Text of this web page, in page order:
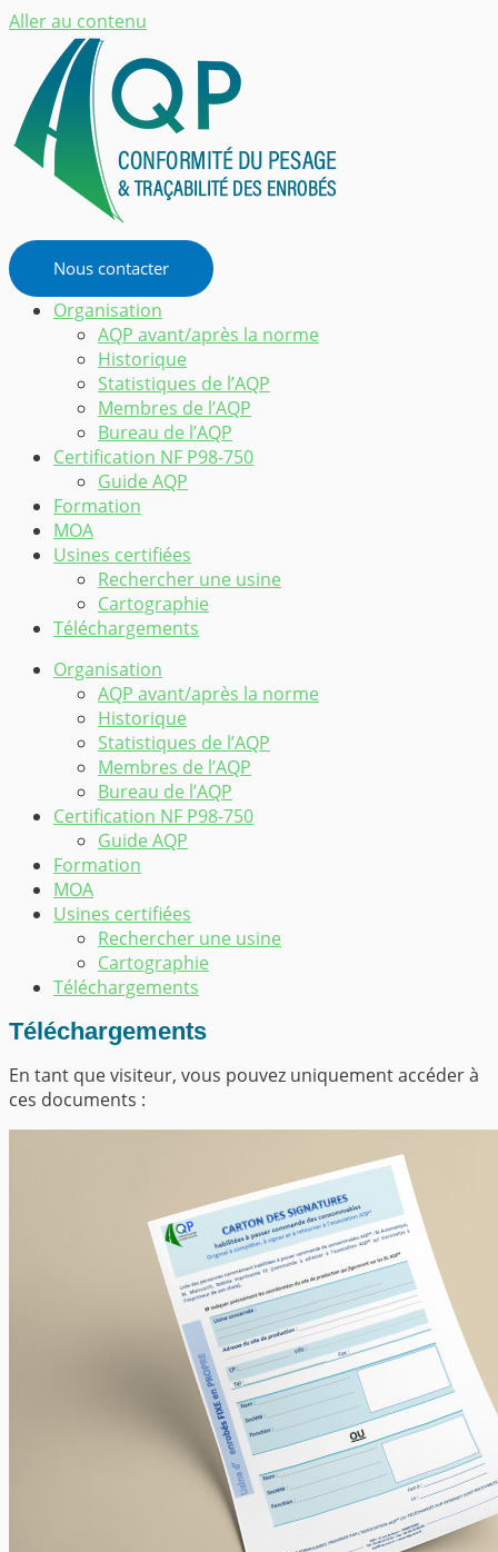
Aller au contenu
Nous contacter
Organisation
AQP avant/après la norme
Historique
Statistiques de l’AQP
Membres de l’AQP
Bureau de l’AQP
Certification NF P98-750
Guide AQP
Formation
MOA
Usines certifiées
Rechercher une usine
Cartographie
Téléchargements
Organisation
AQP avant/après la norme
Historique
Statistiques de l’AQP
Membres de l’AQP
Bureau de l’AQP
Certification NF P98-750
Guide AQP
Formation
MOA
Usines certifiées
Rechercher une usine
Cartographie
Téléchargements
Téléchargements
En tant que visiteur, vous pouvez uniquement accéder à
ces documents :